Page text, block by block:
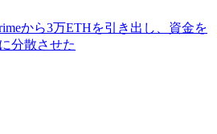
から3万ETHを引き出し、資金を
分散させた